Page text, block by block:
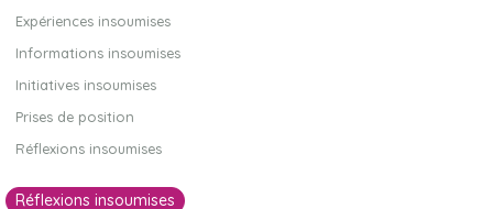
Expériences insoumises
Informations insoumises
Initiatives insoumises
Prises de position
Réflexions insoumises
Réflexions insoumises